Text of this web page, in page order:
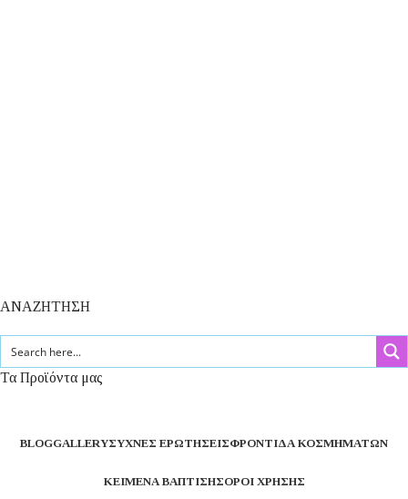
ΑΝΑΖΗΤΗΣΗ
Τα Προϊόντα μας
BLOGGALLERYΣΥΧΝΈΣ ΕΡΩΤΉΣΕΙΣΦΡΟΝΤΊΔΑ ΚΟΣΜΗΜΆΤΩΝ
ΚΕΊΜΕΝΑ ΒΆΠΤΙΣΗΣΌΡΟΙ ΧΡΉΣΗΣ